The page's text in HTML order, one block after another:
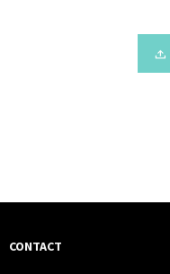
CONTACT